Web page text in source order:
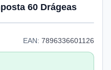
60 Drágeas
EAN: 7896336601126